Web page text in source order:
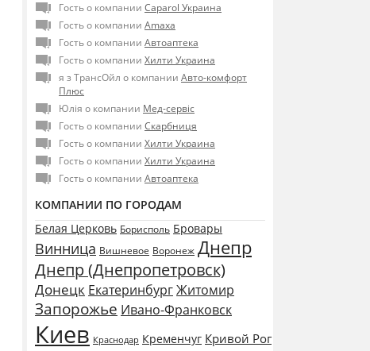
Гость о компании Caparol Украина
Гость о компании Amaxa
Гость о компании Автоаптека
Гость о компании Хилти Украина
я з ТрансОйл о компании Авто-комфорт
Плюс
Юлія о компании Мед-сервіс
Гость о компании Скарбниця
Гость о компании Хилти Украина
Гость о компании Хилти Украина
Гость о компании Автоаптека
КОМПАНИИ ПО ГОРОДАМ
Белая Церковь Борисполь Бровары
Винница Вишневое Воронеж Днепр
Днепр (Днепропетровск)
Донецк ЕкатеринбургЖитомир
Запорожье Ивано-Франковск
Киев Краснодар Кременчуг Кривой Рог